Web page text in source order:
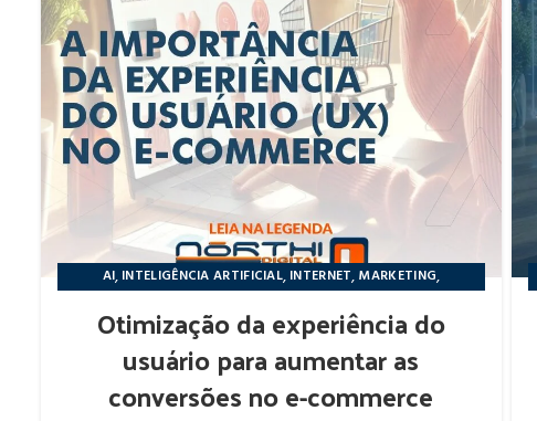
AI, INTELIGÊNCIA ARTIFICIAL, INTERNET, MARKETING,
Otimização da experiência do
usuário para aumentar as
conversões no e-commerce